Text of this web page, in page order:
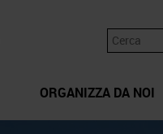
ORGANIZZA DA NOI